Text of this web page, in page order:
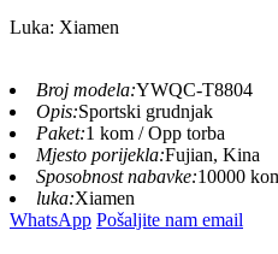
Luka: Xiamen
Broj modela:YWQC-T8804
Opis:Sportski grudnjak
Paket:1 kom / Opp torba
Mjesto porijekla:Fujian, Kina
Sposobnost nabavke:10000
luka:Xiamen
WhatsApp Pošaljite nam email